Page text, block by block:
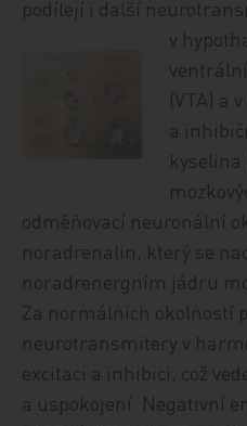
podílejí i další
v
(VTA) a
a
kyselina
odměňovací neuronální
noradrenalin, který se
noradrenergním jádru
Za normálních okolností
neurotransmitery v
excitaci a inhibici, což
a uspokojení. Negativní